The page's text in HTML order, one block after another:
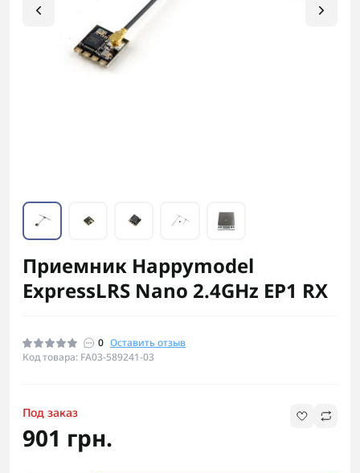
Приемник Happymodel
ExpressLRS Nano 2.4GHz EP1 RX
0 Оставить отзыв
Код товара: FA03-589241-03
Под заказ
901 грн.